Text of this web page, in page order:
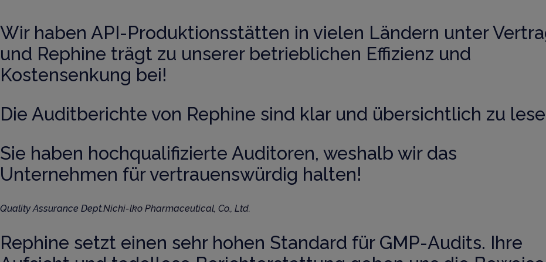
Wir haben API-Produktionsstätten in vielen Ländern unter
und Rephine trägt zu unserer betrieblichen Effizienz und
Kostensenkung bei!
Die Auditberichte von Rephine sind klar und übersichtlich zu
Sie haben hochqualifizierte Auditoren, weshalb wir das
Unternehmen für vertrauenswürdig halten!
Quality Assurance Dept.Nichi-lko Pharmaceutical, Co., Ltd.
Rephine setzt einen sehr hohen Standard für GMP-Audits. Ihre